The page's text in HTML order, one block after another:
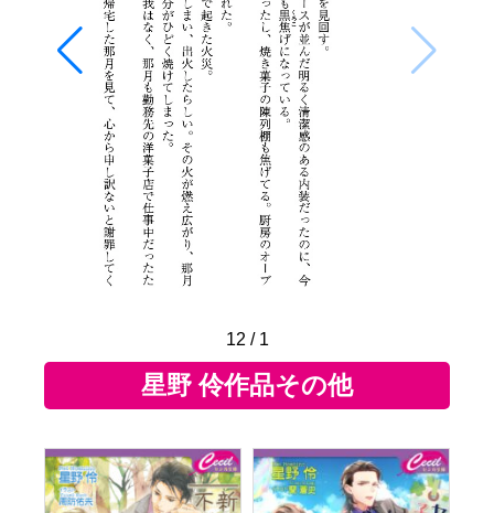
1
/
12
星野 伶作品その他